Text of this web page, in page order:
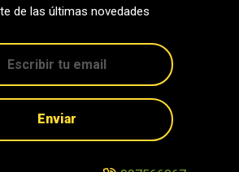
de las últimas novedades
Enviar